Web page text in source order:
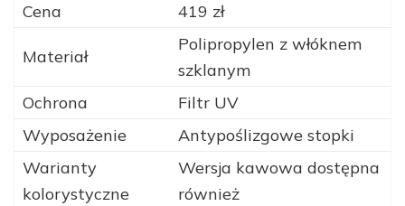
Cena
419 zł
Materiał
Polipropylen z włóknem
szklanym
Ochrona
Filtr UV
Wyposażenie
Antypoślizgowe stopki
Warianty
kolorystyczne
Wersja kawowa dostępna
również